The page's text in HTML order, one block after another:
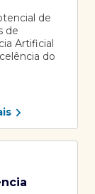
de
de
Artificial
do